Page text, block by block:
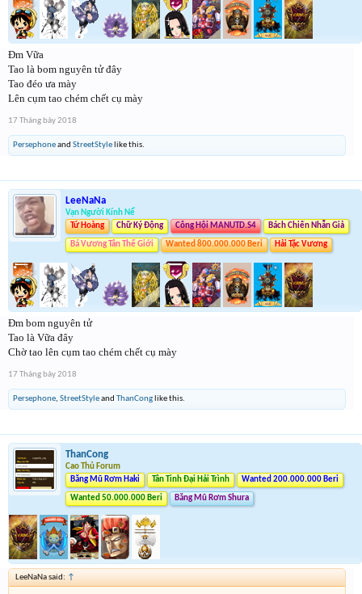
Đm Vữa
Tao là bom nguyên tử đây
Tao đéo ưa mày
Lên cụm tao chém chết cụ mày
17 Tháng bảy 2018
Persephoneand StreetStyle like this.
LeeNaNa
Vạn Người Kính Nể
Tứ Hoàng
Chữ Ký Động Công Hội MANUTD.S4 Bách Chiến Nhẫn Giả
Bá Vương Tân Thế Giới Wanted 800.000.000 Beri Hải Tặc Vương
Đm bom nguyên tử
Tao là Vữa đây
Chờ tao lên cụm tao chém chết cụ mày
17 Tháng bảy 2018
Persephone, StreetStyleand ThanCong like this.
ThanCong
Cao Thủ Forum
Băng Mũ Rơm Haki
Tân Tinh Đại Hải Trình Wanted 200.000.000 Beri
Wanted 50.000.000 Beri Băng Mũ Rơm Shura
LeeNaNa said: ↑